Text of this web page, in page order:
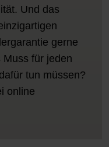
Und das
gerne
für jeden
tun müssen?
online